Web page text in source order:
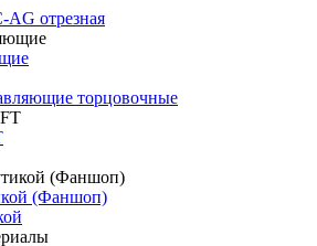
AG отрезная
торцовочные
(Фаншоп)